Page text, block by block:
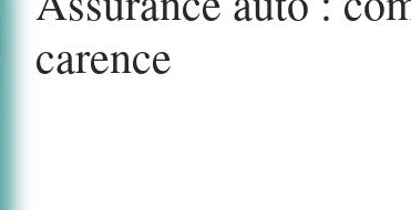
carence